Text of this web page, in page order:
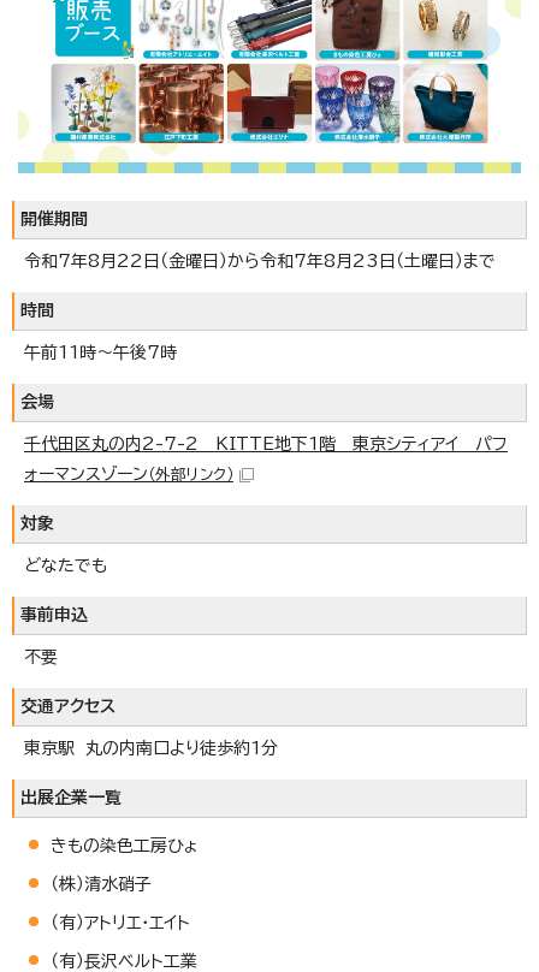
開催期間
令和7年8月22日（金曜日）から令和7年8月23日（土曜日）まで
時間
午前11時～午後7時
会場
千代田区丸の内2-7-2 KITTE地下1階 東京シティアイ パフ
ォーマンスゾーン （外部リンク）
対象
どなたでも
事前申込
不要
交通アクセス
東京駅 丸の内南口より徒歩約1分
出展企業一覧
きもの染色工房ひょ
（株）清水硝子
（有）アトリエ・エイト
（有）長沢ベルト工業